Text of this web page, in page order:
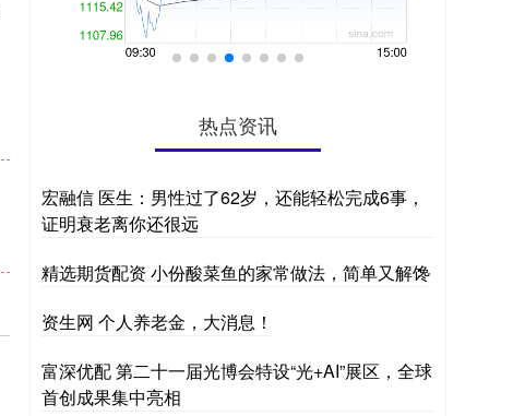
热点资讯
宏融信 医生：男性过了62岁，还能轻松完成6事，
证明衰老离你还很远
精选期货配资 小份酸菜鱼的家常做法，简单又解馋
资生网 个人养老金，大消息！
富深优配 第二十一届光博会特设“光+AI”展区，全球
首创成果集中亮相